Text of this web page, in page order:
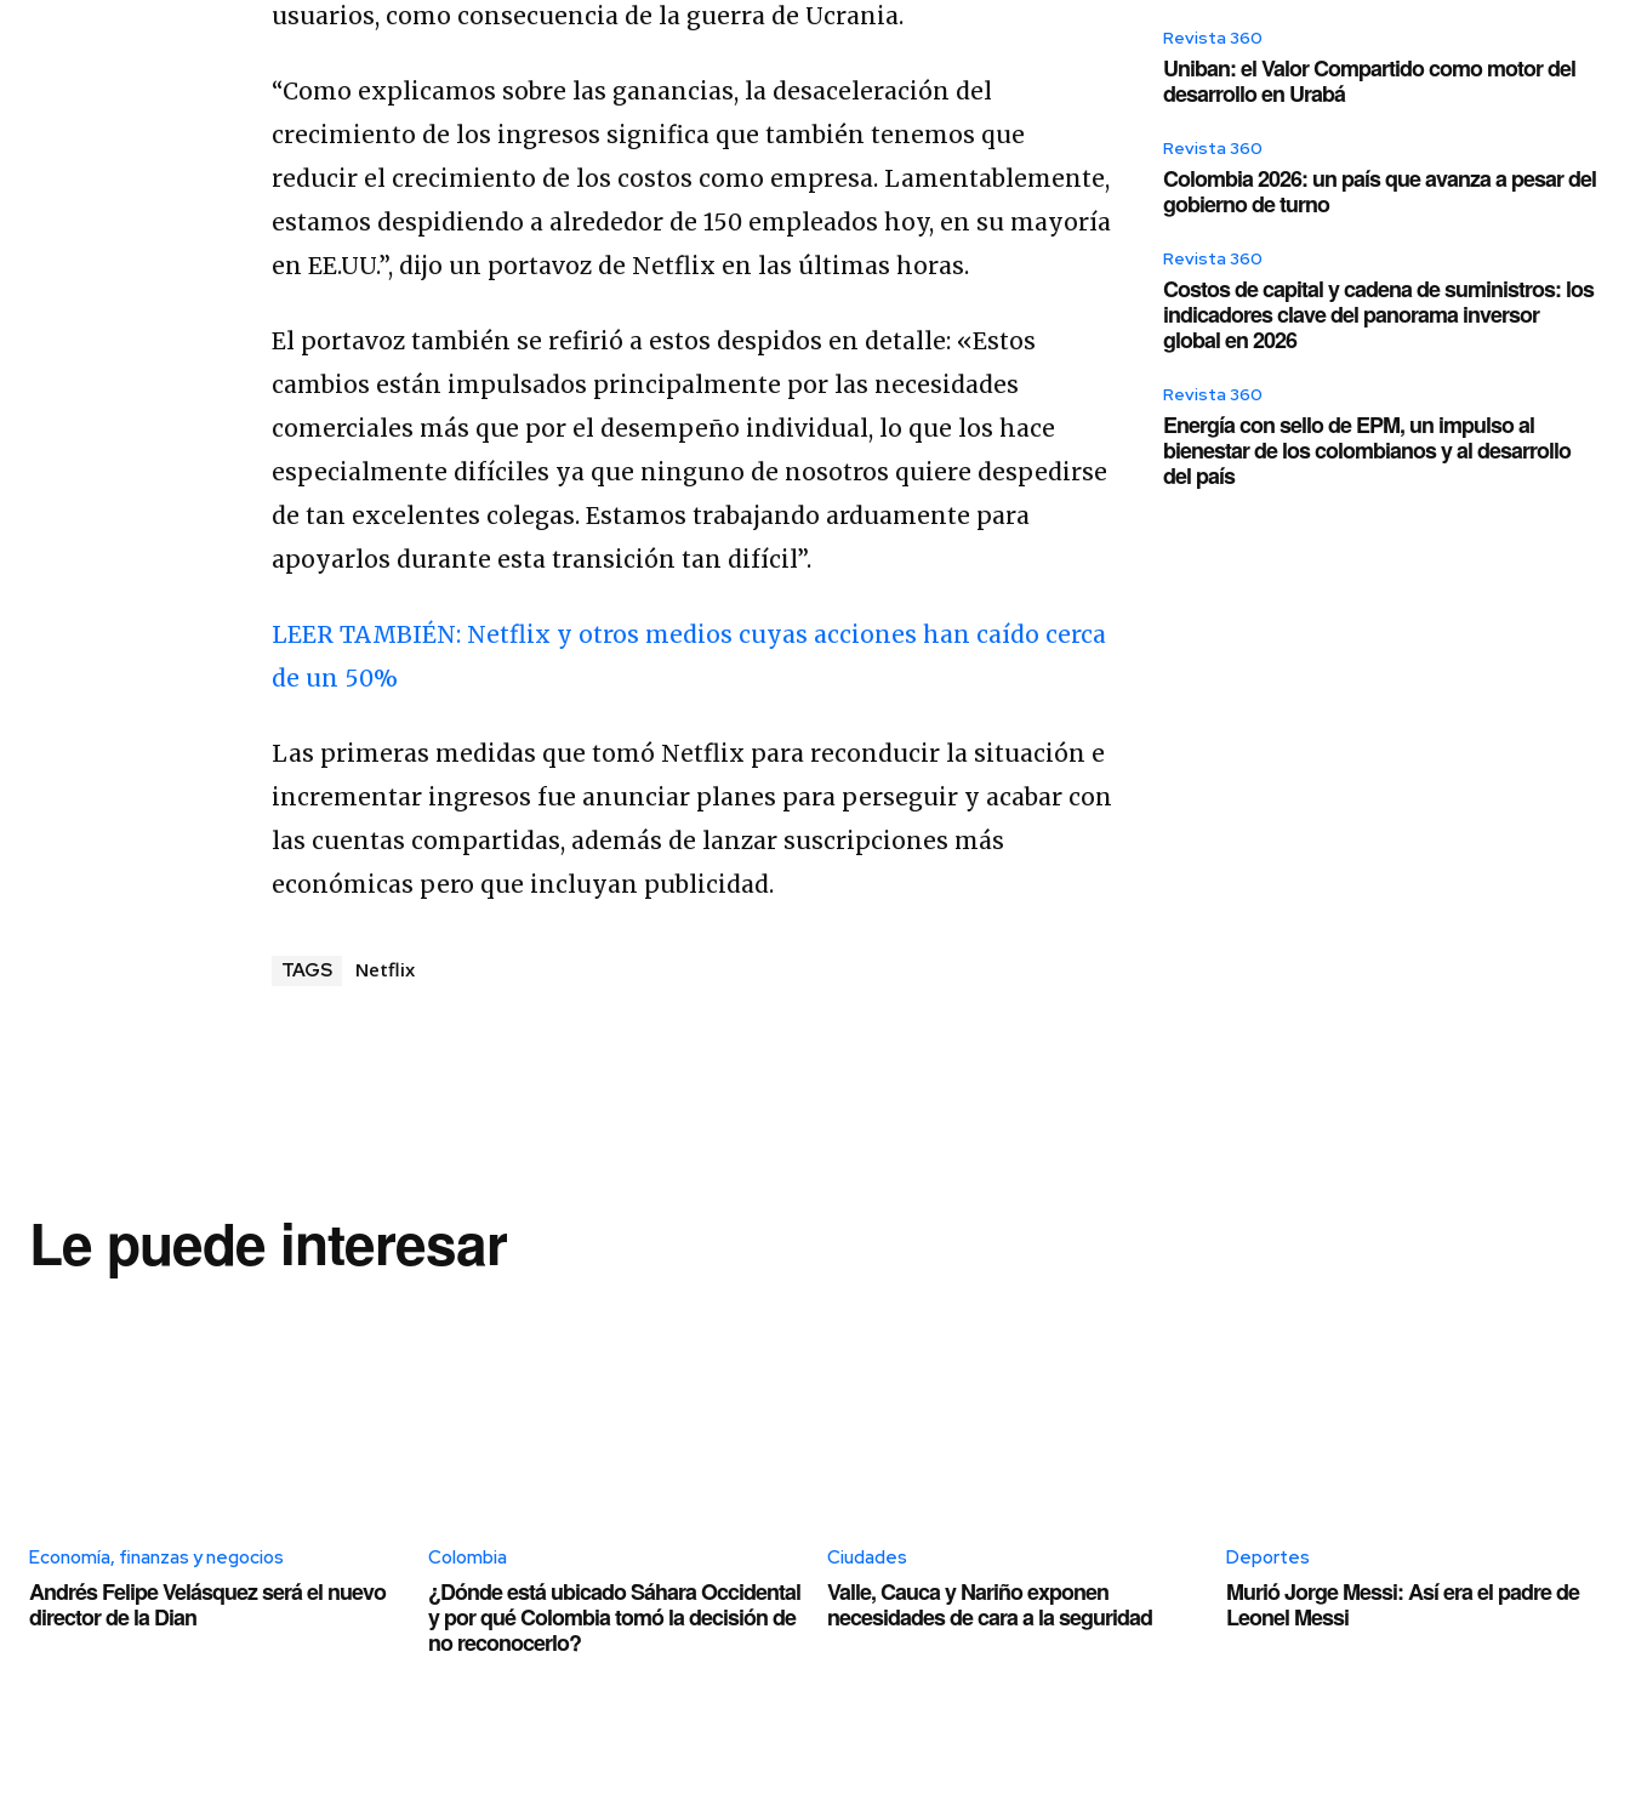
usuarios, como consecuencia de la guerra de Ucrania.
“Como explicamos sobre las ganancias, la desaceleración del
crecimiento de los ingresos significa que también tenemos que
reducir el crecimiento de los costos como empresa. Lamentablemente,
estamos despidiendo a alrededor de 150 empleados hoy, en su mayoría
en EE.UU.”, dijo un portavoz de Netflix en las últimas horas.
El portavoz también se refirió a estos despidos en detalle: «Estos
cambios están impulsados principalmente por las necesidades
comerciales más que por el desempeño individual, lo que los hace
especialmente difíciles ya que ninguno de nosotros quiere despedirse
de tan excelentes colegas. Estamos trabajando arduamente para
apoyarlos durante esta transición tan difícil”.
LEER TAMBIÉN: Netflix y otros medios cuyas acciones han caído cerca
de un 50%
Las primeras medidas que tomó Netflix para reconducir la situación e
incrementar ingresos fue anunciar planes para perseguir y acabar con
las cuentas compartidas, además de lanzar suscripciones más
económicas pero que incluyan publicidad.
TAGS Netflix
Revista 360
Uniban: el Valor Compartido como motor del
desarrollo en Urabá
Revista 360
Colombia 2026: un país que avanza a pesar del
gobierno de turno
Revista 360
Costos de capital y cadena de suministros: los
indicadores clave del panorama inversor
global en 2026
Revista 360
Energía con sello de EPM, un impulso al
bienestar de los colombianos y al desarrollo
del país
Le puede interesar
Economía, finanzas y negocios
Andrés Felipe Velásquez será el nuevo
director de la Dian
Colombia
¿Dónde está ubicado Sáhara Occidental
y por qué Colombia tomó la decisión de
no reconocerlo?
Ciudades
Valle, Cauca y Nariño exponen
necesidades de cara a la seguridad
Deportes
Murió Jorge Messi: Así era el padre de
Leonel Messi